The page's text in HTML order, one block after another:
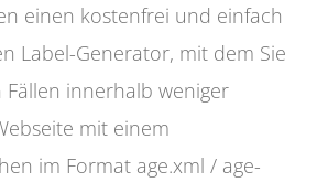
einen kostenfrei und einfach
Label-Generator, mit dem Sie
innerhalb weniger
mit einem
im Format age.xml / age-